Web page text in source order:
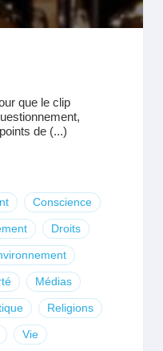
que le clip
de (...)
Conscience
Droits
Médias
Religions
Vie